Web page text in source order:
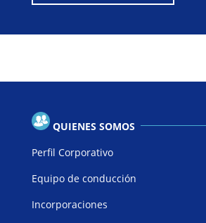
QUIENES SOMOS
Perfil Corporativo
Equipo de conducción
Incorporaciones